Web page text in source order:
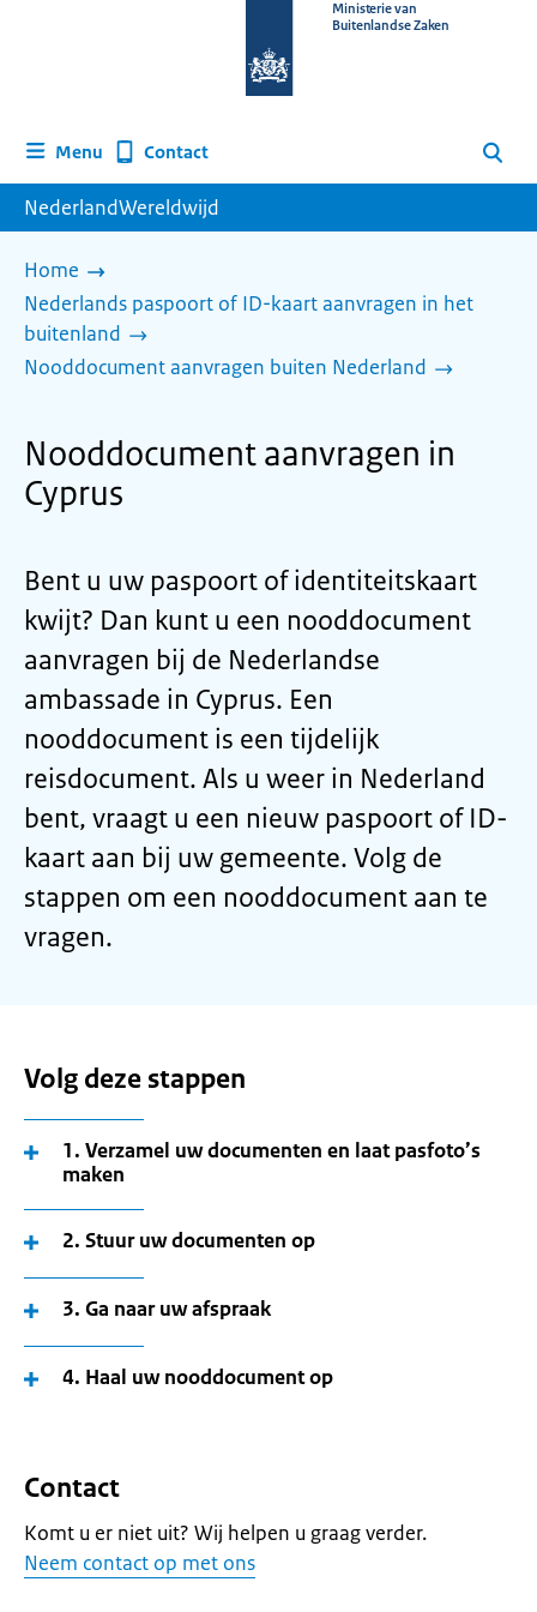
homepage
Ministerie van
Buitenlandse Zaken
Menu Contact Zoeken
NederlandWereldwijd
Home
Nederlands paspoort of ID-kaart aanvragen in het
buitenland
Nooddocument aanvragen buiten Nederland
Nooddocument aanvragen in
Cyprus
Bent u uw paspoort of identiteitskaart
kwijt? Dan kunt u een nooddocument
aanvragen bij de Nederlandse
ambassade in Cyprus. Een
nooddocument is een tijdelijk
reisdocument. Als u weer in Nederland
bent, vraagt u een nieuw paspoort of ID-
kaart aan bij uw gemeente. Volg de
stappen om een nooddocument aan te
vragen.
Volg deze stappen
1. Verzamel uw documenten en laat pasfoto’s
maken
2. Stuur uw documenten op
3. Ga naar uw afspraak
4. Haal uw nooddocument op
Contact
Komt u er niet uit? Wij helpen u graag verder.
Neem contact op met ons